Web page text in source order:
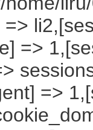
=>
=>